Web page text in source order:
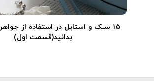
۱۵ سبک و استایل در استفاده از
بدانید(قسمت اول)